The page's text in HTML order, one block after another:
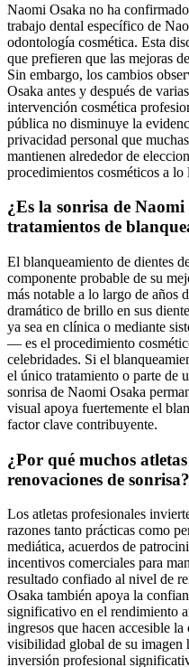
Naomi Osaka no ha
trabajo dental específico de
odontología cosmética. Esta
que prefieren que las mejoras
Sin embargo, los cambios
Osaka antes y después de
intervención cosmética
pública no disminuye la
privacidad personal que
mantienen alrededor de
procedimientos cosméticos a lo
¿Es la sonrisa de
tratamientos de
El blanqueamiento de dientes
componente probable de su
más notable a lo largo de años
dramático de brillo en sus
ya sea en clínica o mediante
— es el procedimiento
celebridades. Si el
el único tratamiento o parte de
sonrisa de Naomi Osaka
visual apoya fuertemente el
factor clave contribuyente.
¿Por qué muchos
renovaciones de sonrisa?
Los atletas profesionales
razones tanto prácticas como
mediática, acuerdos de
incentivos comerciales para
resultado confiado al nivel de
Osaka también apoya la
significativo en el rendimiento
ingresos que hacen accesible
visibilidad global de su imagen
inversión profesional